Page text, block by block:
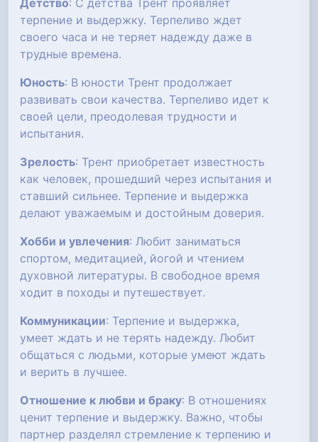
Детство: С детства Трент проявляет
терпение и выдержку. Терпеливо ждет
своего часа и не теряет надежду даже в
трудные времена.
Юность: В юности Трент продолжает
развивать свои качества. Терпеливо идет к
своей цели, преодолевая трудности и
испытания.
Зрелость: Трент приобретает известность
как человек, прошедший через испытания и
ставший сильнее. Терпение и выдержка
делают уважаемым и достойным доверия.
Хобби и увлечения: Любит заниматься
спортом, медитацией, йогой и чтением
духовной литературы. В свободное время
ходит в походы и путешествует.
Коммуникации: Терпение и выдержка,
умеет ждать и не терять надежду. Любит
общаться с людьми, которые умеют ждать
и верить в лучшее.
Отношение к любви и браку: В отношениях
ценит терпение и выдержку. Важно, чтобы
партнер разделял стремление к терпению и